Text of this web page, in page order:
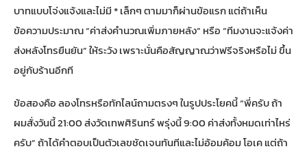
บาทแบบโจ่งแจ้งและไม่มี * เล็กๆ ตามมาก็ผ่านข้อแรก แต่ถ้าเห็น
ข้อความประมาณ “ค่าส่งคำนวณเพิ่มภายหลัง” หรือ “ทีมงานจะแจ้งค่า
ส่งหลังโทรยืนยัน” ให้ระวัง เพราะนั่นคือสัญญาณว่าฟรีจริงหรือไม่ ขึ้น
อยู่กับร้านอีกที
ข้อสองคือ ลองโทรหรือทักไลน์ถามตรงๆ ในรูปประโยคนี้ “พี่ครับ ถ้า
ผมสั่งวันนี้ 21:00 ส่งวัดเทพศิรินทร์ พรุ่งนี้ 9:00 ค่าส่งทั้งหมดเท่าไหร่
ครับ” ถ้าได้คำตอบเป็นตัวเลขชัดเจนทันทีและไม่อ้อมค้อม โอเค แต่ถ้า